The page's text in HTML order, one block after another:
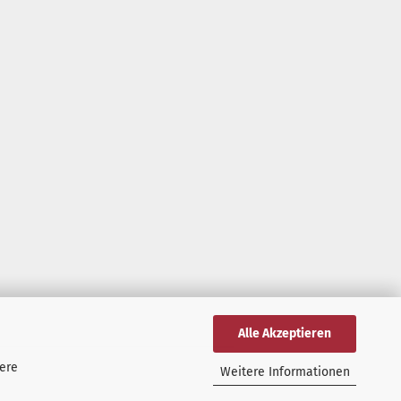
Alle Akzeptieren
Weitere Informationen